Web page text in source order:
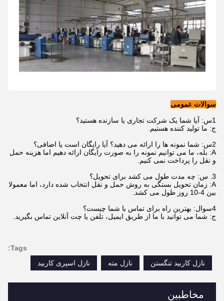
مخاطبین
سوالات عمومی
1س: آیا شما یک شرکت تجاری یا سازنده هستید؟
ج: ما تولید کننده هستیم.
2س: شما نمونه ها را ارائه می دهید؟ آیا رایگان است یا اضافی؟
A: بله، ما می توانیم نمونه را به صورت رایگان ارائه دهیم اما هزینه حمل
و نقل را پرداخت نمی کنیم.
3. س: چه مدت طول می کشد برای تحویل؟
A: زمان تحویل بستگی به روش حمل و نقل انتخاب شده دارد، اما معمولا
بین 4-10 روز طول می کشد.
4سوال: بهترین راه برای تماس با شما چیست؟
ج: شما می توانید با ما از طریق ایمیل، تلفن یا چت آنلاین تماس بگیرید.
Tags:
نازل کاربید تنگستن
نازل مته نازل اسپری کاربید